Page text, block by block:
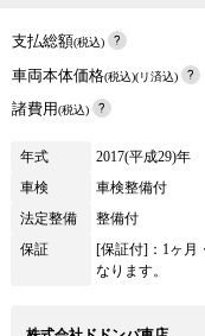
支払総額(税込)
車両本体価格(税込)(リ済込)
諸費用(税込)
年式 2017(平成29)年
車検
車検整備付
法定整備
整備付
保証
[保証付]：1ヶ月
なります。